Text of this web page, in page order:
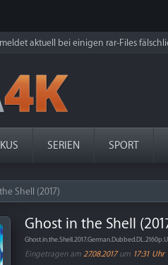
aktuell bei einigen rar-Files
SERIEN SPORT
Shell (2017)
Ghost in the Shell
Eingetragen am 27.08.2017um 17:31 Uhr